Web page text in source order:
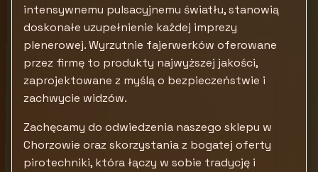
intensywnemu pulsacyjnemu światłu, stanowią
doskonałe uzupełnienie każdej imprezy
plenerowej. Wyrzutnie fajerwerków oferowane
przez firmę to produkty najwyższej jakości,
zaprojektowane z myślą o bezpieczeństwie i
zachwycie widzów.
Zachęcamy do odwiedzenia naszego sklepu w
Chorzowie oraz skorzystania z bogatej oferty
pirotechniki, która łączy w sobie tradycję i